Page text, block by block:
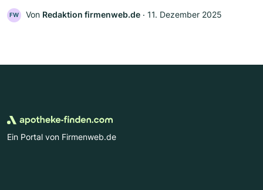
FW Von Redaktion firmenweb.de ‧ 11. Dezember 2025
Ein Portal von Firmenweb.de